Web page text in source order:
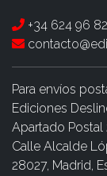
+34 624 96
Para envíos
Ediciones
Apartado Postal
Calle Alcalde
28027, Madrid,